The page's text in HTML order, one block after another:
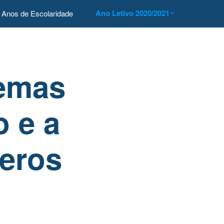
Anos de Escolaridade Ano Letivo 2020/2021
e a